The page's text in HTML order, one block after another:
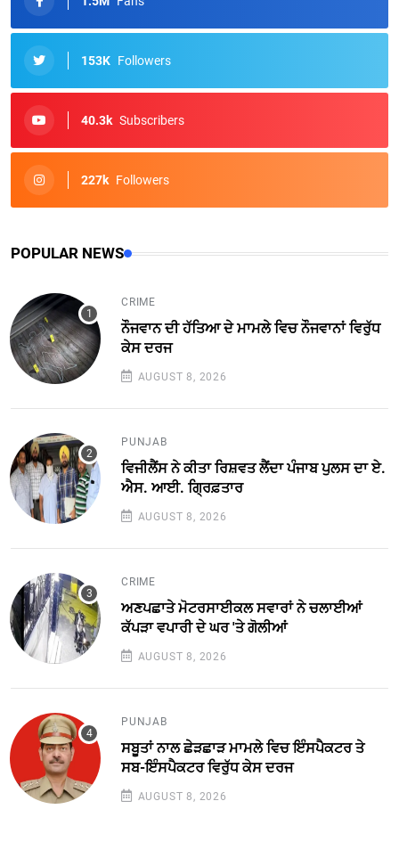
153K Followers
40.3k Subscribers
227k Followers
POPULAR NEWS
CRIME
ਨੌਜਵਾਨ ਦੀ ਹੱਤਿਆ ਦੇ ਮਾਮਲੇ ਵਿਚ ਨੌਜਵਾਨਾਂ ਵਿਰੁੱਧ
ਕੇਸ ਦਰਜ
AUGUST 8, 2026
PUNJAB
ਵਿਜੀਲੈਂਸ ਨੇ ਕੀਤਾ ਰਿਸ਼ਵਤ ਲੈਂਦਾ ਪੰਜਾਬ ਪੁਲਸ ਦਾ ਏ.
ਐਸ. ਆਈ. ਗ੍ਰਿਫ਼ਤਾਰ
AUGUST 8, 2026
CRIME
ਅਣਪਛਾਤੇ ਮੋਟਰਸਾਈਕਲ ਸਵਾਰਾਂ ਨੇ ਚਲਾਈਆਂ
ਕੱਪੜਾ ਵਪਾਰੀ ਦੇ ਘਰ 'ਤੇ ਗੋਲੀਆਂ
AUGUST 8, 2026
PUNJAB
ਸਬੂਤਾਂ ਨਾਲ ਛੇੜਛਾੜ ਮਾਮਲੇ ਵਿਚ ਇੰਸਪੈਕਟਰ ਤੇ
ਸਬ-ਇੰਸਪੈਕਟਰ ਵਿਰੁੱਧ ਕੇਸ ਦਰਜ
AUGUST 8, 2026